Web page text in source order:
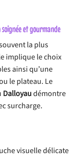
et gourmande
la plus
implique le choix
ainsi qu’une
le plateau. Le
Dalloyaudémontre
surcharge.
visuelle délicate